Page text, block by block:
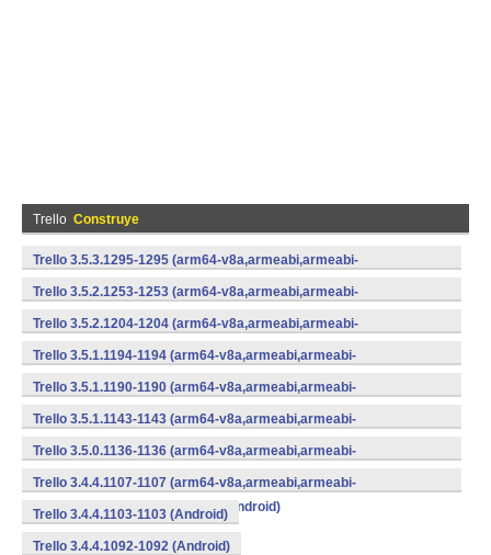
Trello Construye
Trello 3.5.3.1295-1295 (arm64-v8a,armeabi,armeabi-
v7a,mips,mips64,x86,x86_64) (Android)
Trello 3.5.2.1253-1253 (arm64-v8a,armeabi,armeabi-
v7a,mips,mips64,x86,x86_64) (Android)
Trello 3.5.2.1204-1204 (arm64-v8a,armeabi,armeabi-
v7a,mips,mips64,x86,x86_64) (Android)
Trello 3.5.1.1194-1194 (arm64-v8a,armeabi,armeabi-
v7a,mips,mips64,x86,x86_64) (Android)
Trello 3.5.1.1190-1190 (arm64-v8a,armeabi,armeabi-
v7a,mips,mips64,x86,x86_64) (Android)
Trello 3.5.1.1143-1143 (arm64-v8a,armeabi,armeabi-
v7a,mips,mips64,x86,x86_64) (Android)
Trello 3.5.0.1136-1136 (arm64-v8a,armeabi,armeabi-
v7a,mips,mips64,x86,x86_64) (Android)
Trello 3.4.4.1107-1107 (arm64-v8a,armeabi,armeabi-
v7a,mips,mips64,x86,x86_64) (Android)
Trello 3.4.4.1103-1103 (Android)
Trello 3.4.4.1092-1092 (Android)